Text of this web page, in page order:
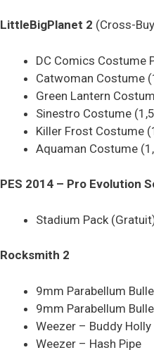
LittleBigPlanet 2 (Cross-
DC Comics Costume
Catwoman Costume
Green Lantern
Sinestro Costume
Killer Frost Costume
Aquaman Costume
PES 2014 – Pro Evolution
Stadium Pack
Rocksmith 2
9mm Parabellum
9mm Parabellum
Weezer – Buddy Holly
Weezer – Hash Pipe